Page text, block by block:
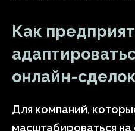
Как
онлайн-сделок
Для компаний,
масштабироваться